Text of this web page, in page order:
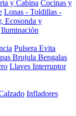
y Cabina Cocinas y
Lonas - Toldillas -
Ecosonda y
Iluminación
Pulsera Evita
Brujula Bengalas
Llaves Interruptor
Infladores